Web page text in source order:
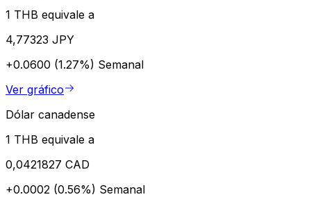
1 THB equivale a
4,77323 JPY
+0.0600 (1.27%) Semanal
Ver gráfico
Dólar canadense
1 THB equivale a
0,0421827 CAD
+0.0002 (0.56%) Semanal